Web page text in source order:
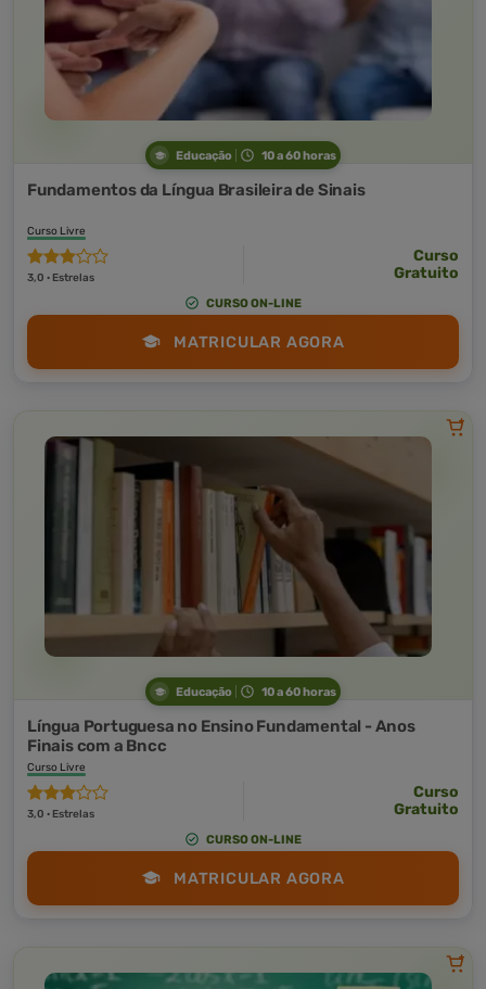
Educação 10 a 60 horas
Fundamentos da Língua Brasileira de Sinais
Curso Livre
3,0 · Estrelas
Curso
Gratuito
CURSO ON-LINE
MATRICULAR AGORA
Educação 10 a 60 horas
Língua Portuguesa no Ensino Fundamental - Anos
Finais com a Bncc
Curso Livre
3,0 · Estrelas
Curso
Gratuito
CURSO ON-LINE
MATRICULAR AGORA